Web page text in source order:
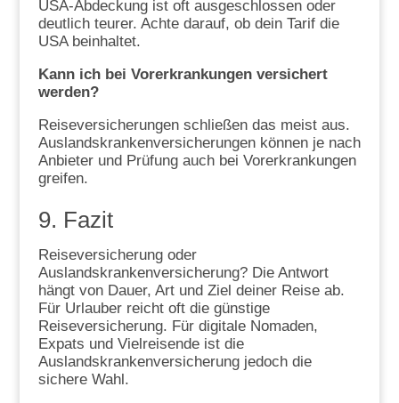
USA-Abdeckung ist oft ausgeschlossen oder
deutlich teurer. Achte darauf, ob dein Tarif die
USA beinhaltet.
Kann ich bei Vorerkrankungen versichert
werden?
Reiseversicherungen schließen das meist aus.
Auslandskrankenversicherungen können je nach
Anbieter und Prüfung auch bei Vorerkrankungen
greifen.
9. Fazit
Reiseversicherung oder
Auslandskrankenversicherung? Die Antwort
hängt von Dauer, Art und Ziel deiner Reise ab.
Für Urlauber reicht oft die günstige
Reiseversicherung. Für digitale Nomaden,
Expats und Vielreisende ist die
Auslandskrankenversicherung jedoch die
sichere Wahl.